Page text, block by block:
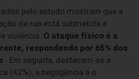
pelo estudo mostram que a
de rua está submetida a
violência. O ataque físico é a
respondendo por 65% dos
. Em seguida, destacam-se a
(42%), a negligência e o